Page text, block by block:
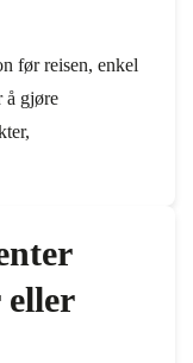
før reisen, enkel
å gjøre